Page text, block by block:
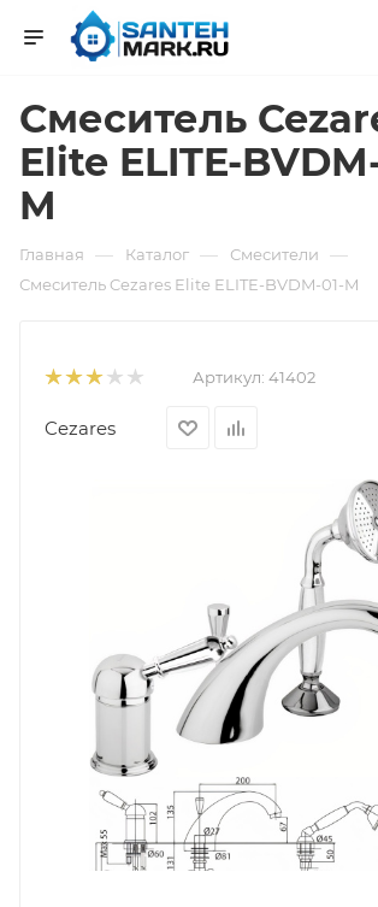
Смеситель
Elite ELITE-
M
Главная — Каталог — Смесители —
Смеситель Cezares Elite ELITE-BVDM-01-M
Артикул: 41402
Cezares